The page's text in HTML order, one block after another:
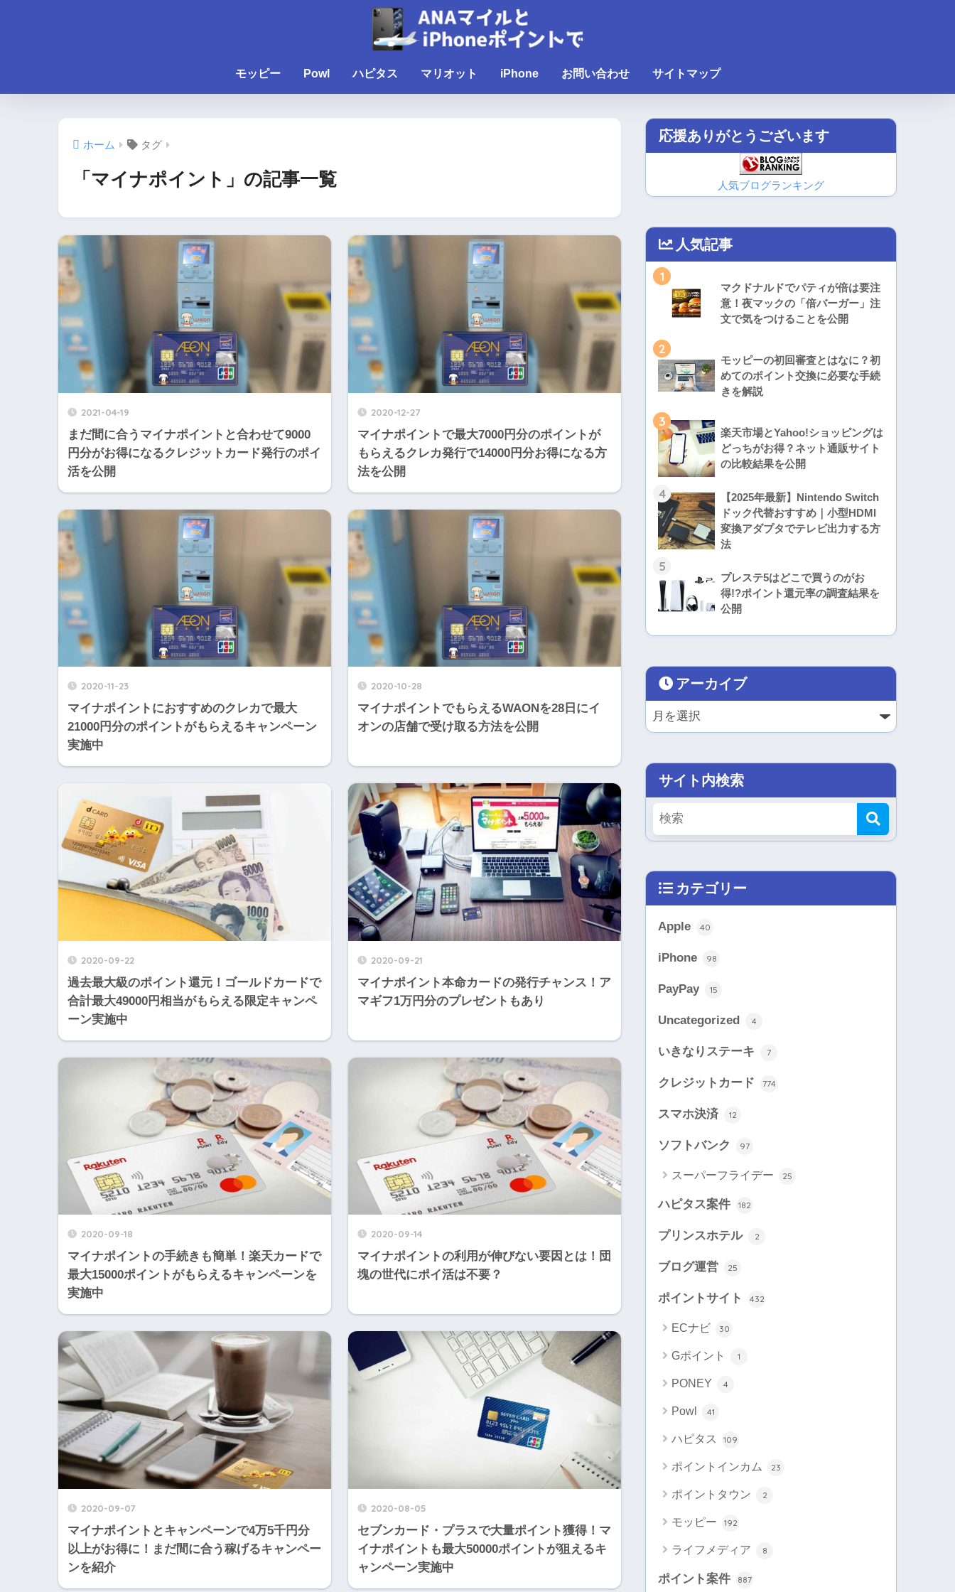
モッピー Powl ハピタス マリオット iPhone お問い合わせ サイトマップ
ホーム タグ
「マイナポイント」の記事一覧
2021-04-19
まだ間に合うマイナポイントと合わせて9000
円分がお得になるクレジットカード発行のポイ
活を公開
2020-12-27
マイナポイントで最大7000円分のポイントが
もらえるクレカ発行で14000円分お得になる方
法を公開
2020-11-23
マイナポイントにおすすめのクレカで最大
21000円分のポイントがもらえるキャンペーン
実施中
2020-10-28
マイナポイントでもらえるWAONを28日にイ
オンの店舗で受け取る方法を公開
2020-09-22
過去最大級のポイント還元！ゴールドカードで
合計最大49000円相当がもらえる限定キャンペ
ーン実施中
2020-09-21
マイナポイント本命カードの発行チャンス！ア
マギフ1万円分のプレゼントもあり
2020-09-18
マイナポイントの手続きも簡単！楽天カードで
最大15000ポイントがもらえるキャンペーンを
実施中
2020-09-14
マイナポイントの利用が伸びない要因とは！団
塊の世代にポイ活は不要？
2020-09-07
マイナポイントとキャンペーンで4万5千円分
以上がお得に！まだ間に合う稼げるキャンペー
ンを紹介
2020-08-05
セブンカード・プラスで大量ポイント獲得！マ
イナポイントも最大50000ポイントが狙えるキ
ャンペーン実施中
応援ありがとうございます
人気ブログランキング
人気記事
1
マクドナルドでパティが倍は要注
意！夜マックの「倍バーガー」注
文で気をつけることを公開
2
モッピーの初回審査とはなに？初
めてのポイント交換に必要な手続
きを解説
3
楽天市場とYahoo!ショッピングは
どっちがお得？ネット通販サイト
の比較結果を公開
4
【2025年最新】Nintendo Switch
ドック代替おすすめ｜小型HDMI
変換アダプタでテレビ出力する方
法
5
プレステ5はどこで買うのがお
得!?ポイント還元率の調査結果を
公開
アーカイブ
サイト内検索
カテゴリー
Apple 40
iPhone 98
PayPay 15
Uncategorized 4
いきなりステーキ 7
クレジットカード 774
スマホ決済 12
ソフトバンク 97
スーパーフライデー 25
ハピタス案件 182
プリンスホテル 2
ブログ運営 25
ポイントサイト 432
ECナビ 30
Gポイント 1
PONEY 4
Powl 41
ハピタス 109
ポイントインカム 23
ポイントタウン 2
モッピー 192
ライフメディア 8
ポイント案件 887